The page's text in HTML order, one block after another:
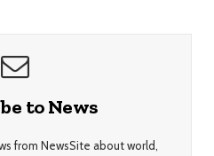
to News
from NewsSite about world,